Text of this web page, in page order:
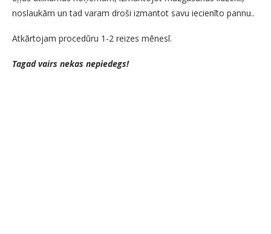
noslaukām un tad varam droši izmantot savu iecienīto pannu..
Atkārtojam procedūru 1-2 reizes mēnesī.
Tagad vairs nekas nepiedegs!